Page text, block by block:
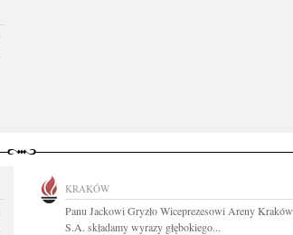
KRAKÓW
Panu Jackowi Gryzło Wiceprezesowi Areny Kraków
S.A. składamy wyrazy głębokiego...